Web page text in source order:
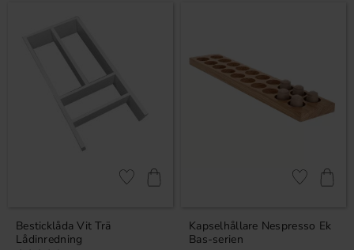
Besticklåda Vit Trä
Lådinredning
Lägg till i favoriter
Kapselhållare Nespresso Ek
Bas-serien
Lägg till i